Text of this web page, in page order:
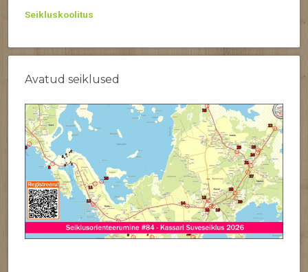
Seikluskoolitus
Avatud seiklused